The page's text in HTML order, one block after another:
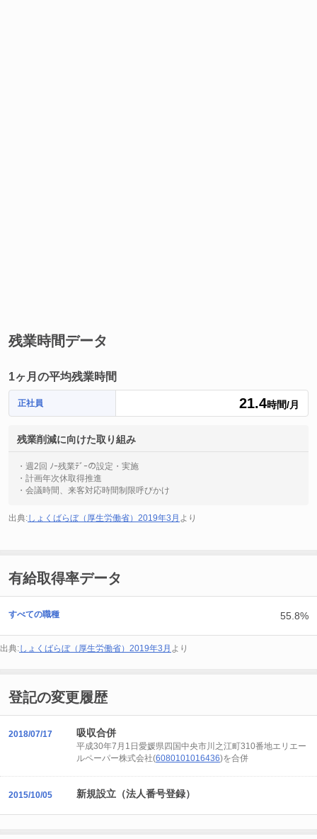
残業時間データ
1ヶ月の平均残業時間
正社員 21.4時間/月
残業削減に向けた取り組み
・週2回 ﾉｰ残業ﾃﾞｰの設定・実施
・計画年次休取得推進
・会議時間、来客対応時間制限呼びかけ
出典:しょくばらぼ（厚生労働省）2019年3月 より
有給取得率データ
すべての職種 55.8%
出典:しょくばらぼ（厚生労働省）2019年3月 より
登記の変更履歴
2018/07/17 吸収合併
平成30年7月1日愛媛県四国中央市川之江町310番地エリエー
ルペーパー株式会社(6080101016436)を合併
2015/10/05 新規設立（法人番号登録）